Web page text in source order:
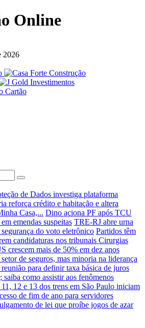
Online
2026
de Dados investiga plataforma
reforça crédito e habitação e altera
Casa,... Dino aciona PF após TCU
emendas suspeitas TRE-RJ abre urna
do voto eletrônico Partidos têm
candidaturas nos tribunais Cirurgias
crescem mais de 50% em dez anos
de seguros, mas minoria na liderança
para definir taxa básica de juros
saiba como assistir aos fenômenos
12 e 13 dos trens em São Paulo iniciam
de fim de ano para servidores
de lei que proíbe jogos de azar